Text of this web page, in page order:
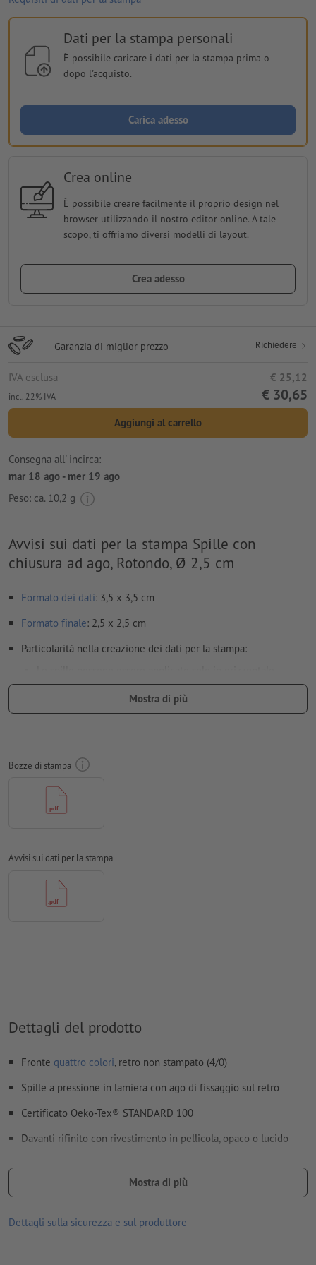
Dati per la stampa personali
È possibile caricare i dati per la stampa prima o
dopo l'acquisto.
Carica adesso
Crea online
È possibile creare facilmente il proprio design nel
browser utilizzando il nostro editor online. A tale
scopo, ti offriamo diversi modelli di layout.
Crea adesso
Garanzia di miglior prezzo Richiedere
IVA esclusa € 25,12
incl. 22% IVA € 30,65
Aggiungi al carrello
Consegna all' incirca:
mar 18 ago - mer 19 ago
Peso: ca. 10,2 g
Avvisi sui dati per la stampa Spille con
chiusura ad ago, Rotondo, Ø 2,5 cm
Formato dei dati: 3,5 x 3,5 cm
Formato finale: 2,5 x 2,5 cm
Particolarità nella creazione dei dati per la stampa:
Orientiamo sempre i dati di stampa per adattarli alla
direzione di lettura affinché non risultino capovolti.
Distanza di sicurezza:
informazioni dal bordo del formato finale per evitare un punto
di taglio indesiderato.
Risoluzione:
in curve
Modalità colori:
patinate, FOGRA52 (PSO Uncoated v3 FOGRA52) per carte non
Come si creano correttamente i dati di stampa?
Mostra di più
Bozze di stampa
Avvisi sui dati per la stampa
Dettagli del prodotto
Fronte quattro colori, retro non stampato (4/0)
Spille a pressione in lamiera con ago di fissaggio sul retro
Certificato Oeko-Tex® STANDARD 100
Davanti rifinito con rivestimento in pellicola, opaco o lucido
margine di abbondanza di ulteriori 5 mm rispetto al formato
finale.
Per i motivi di stampa circolari suggeriamo spille a partire da 37
Mostra di più
Dettagli sulla sicurezza e sul produttore